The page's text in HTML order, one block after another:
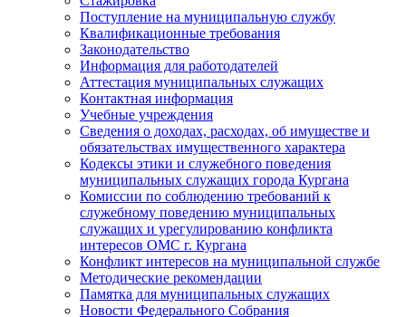
Поступление на муниципальную службу
Квалификационные требования
Законодательство
Информация для работодателей
Аттестация муниципальных служащих
Контактная информация
Учебные учреждения
Сведения о доходах, расходах, об имуществе и
обязательствах имущественного характера
Кодексы этики и служебного поведения
муниципальных служащих города Кургана
Комиссии по соблюдению требований к
служебному поведению муниципальных
служащих и урегулированию конфликта
интересов ОМС г. Кургана
Конфликт интересов на муниципальной службе
Методические рекомендации
Памятка для муниципальных служащих
Новости Федерального Cобрания